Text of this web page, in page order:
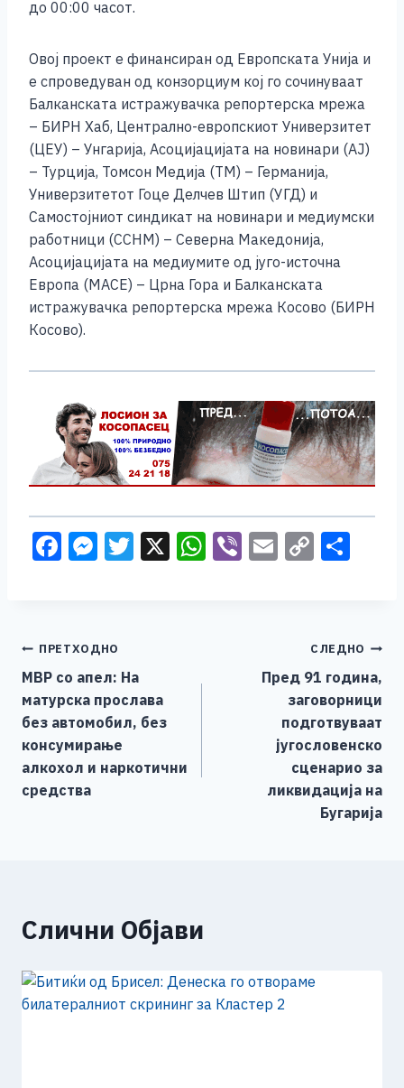
до 00:00 часот.
Овој проект е финансиран од Европската Унија и
е спроведуван од конзорциум кој го сочинуваат
Балканската истражувачка репортерска мрежа
– БИРН Хаб, Централно-европскиот Универзитет
(ЦЕУ) – Унгарија, Асоцијацијата на новинари (АЈ)
– Турција, Томсон Медија (ТМ) – Германија,
Универзитетот Гоце Делчев Штип (УГД) и
Самостојниот синдикат на новинари и медиумски
работници (ССНМ) – Северна Македонија,
Асоцијацијата на медиумите од југо-источна
Европа (МАСЕ) – Црна Гора и Балканската
истражувачка репортерска мрежа Косово (БИРН
Косово).
F
b
o
o
k
M
n
g
er
T X W Vi E C
Li
n
k
Навигација
на
напис
ПРЕТХОДНО
МВР со апел: На
матурска прослава
без автомобил, без
консумирање
алкохол и наркотични
средства
СЛЕДНО
Пред 91 година,
заговорници
подготвуваат
југословенско
сценарио за
ликвидација на
Бугарија
Слични Објави